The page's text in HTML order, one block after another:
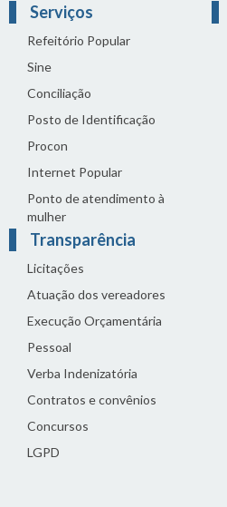
Serviços
Refeitório Popular
Sine
Conciliação
Posto de Identificação
Procon
Internet Popular
Ponto de atendimento à
mulher
Transparência
Licitações
Atuação dos vereadores
Execução Orçamentária
Pessoal
Verba Indenizatória
Contratos e convênios
Concursos
LGPD